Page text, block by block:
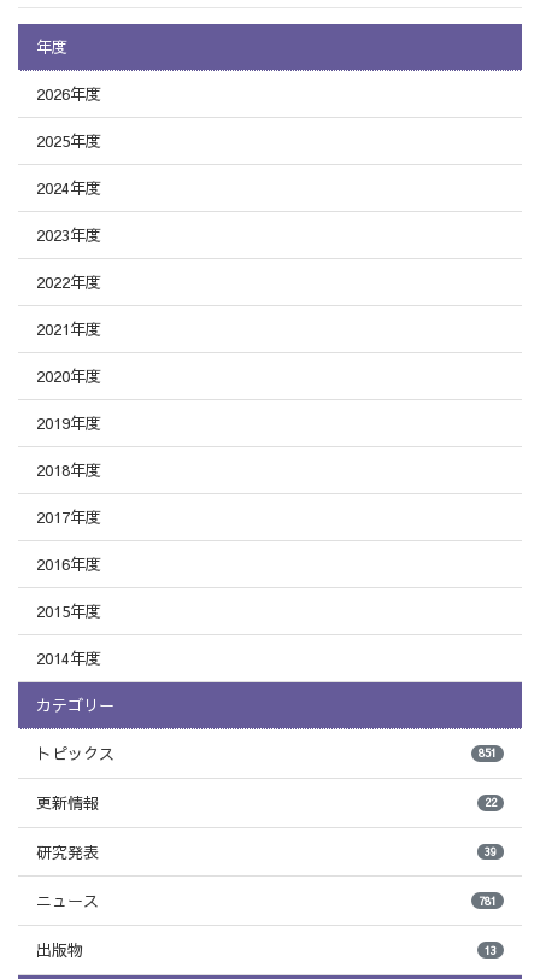
年度
2026年度
2025年度
2024年度
2023年度
2022年度
2021年度
2020年度
2019年度
2018年度
2017年度
2016年度
2015年度
2014年度
カテゴリー
トピックス 851
更新情報 22
研究発表 39
ニュース 781
出版物 13